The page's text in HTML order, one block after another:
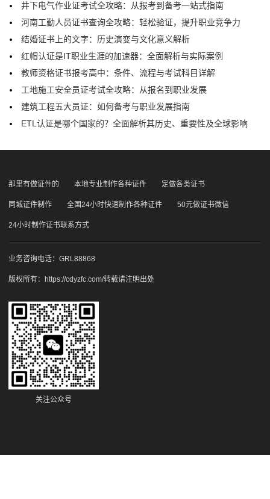
井下电气作业证考试全攻略：从报考到备考一站式指南
河南工勤人员证书查询全攻略：轻松验证，提升职业竞争力
结婚证书上的文字：历史演变与文化意义解析
红帽认证是IT职业生涯的加速器：全面解析与实际案例
教师资格证书报考高中：条件、流程与考试科目详解
工地施工安全员证考试全攻略：从报名到职业发展
建筑工程五大员证：如何备考与职业发展指南
ETL认证是哪个国家的？全面解析其历史、重要性及全球影响
那里有做证件的 本地专业制作各种证件 定做各类证书
同城证件制作 全国24小时快速制作各种证件 50元做证书微信
24小时制作证书联系方式
业务咨询电话：GRL88868
版权所有： https://cdyzfc.com/转载请注明出处
关注公众号